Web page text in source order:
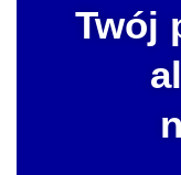
Twój